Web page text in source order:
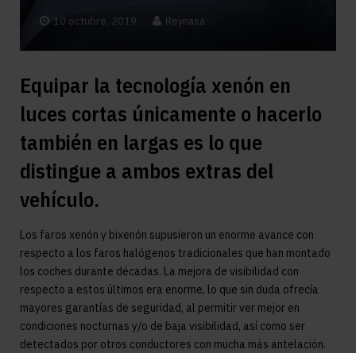
10 octubre, 2019 Reynasa
Equipar la tecnología xenón en
luces cortas únicamente o hacerlo
también en largas es lo que
distingue a ambos extras del
vehículo.
Los faros xenón y bixenón supusieron un enorme avance con
respecto a los faros halógenos tradicionales que han montado
los coches durante décadas. La mejora de visibilidad con
respecto a estos últimos era enorme, lo que sin duda ofrecía
mayores garantías de seguridad, al permitir ver mejor en
condiciones nocturnas y/o de baja visibilidad, así como ser
detectados por otros conductores con mucha más antelación.